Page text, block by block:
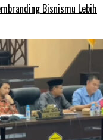
Bisnismu Lebih